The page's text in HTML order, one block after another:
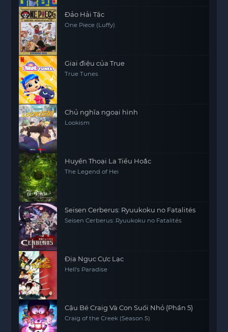
Đảo Hải Tặc
One Piece (Luffy)
Giai điệu của True
True Tunes
Chủ nghĩa ngoại hình
Lookism
Huyền Thoại La Tiểu Hoắc
The Legend of Hei
Seisen Cerberus: Ryuukoku no Fatalités
Seisen Cerberus: Ryuukoku no Fatalités
Địa Ngục Cực Lạc
Hell's Paradise
Cậu Bé Craig Và Con Suối Nhỏ (Phần 5)
Craig of the Creek (Season 5)